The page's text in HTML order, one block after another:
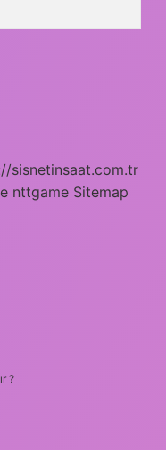
sisnetinsaat.com.tr
nttgame Sitemap
?